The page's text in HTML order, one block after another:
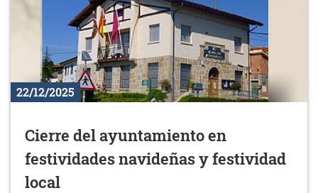
22/12/2025
Cierre del ayuntamiento en
festividades navideñas y festividad
local